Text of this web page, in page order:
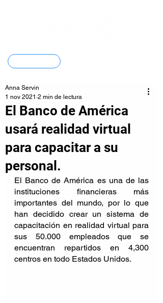
El Banco de América
usará realidad virtual
para capacitar a su
personal.
Anna Servin
1 nov 2021 2 min de lectura
El Banco de América es una de las
instituciones financieras más
importantes del mundo, por lo que
han decidido crear un sistema de
capacitación en realidad virtual para
sus 50.000 empleados que se
encuentran repartidos en 4,300
centros en todo Estados Unidos.